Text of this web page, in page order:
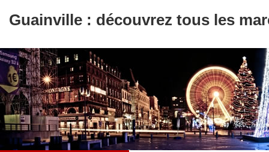
Guainville : découvrez tous les